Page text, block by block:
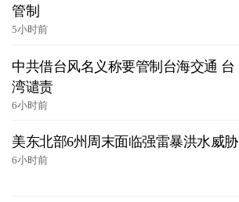
管制
5小时前
中共借台风名义称要管制台海交通 台
湾谴责
6小时前
美东北部6州周末面临强雷暴洪水威胁
6小时前